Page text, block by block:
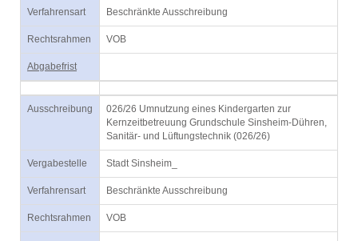
Verfahrensart Beschränkte Ausschreibung
Rechtsrahmen VOB
Abgabefrist
Ausschreibung
026/26 Umnutzung eines Kindergarten zur
Kernzeitbetreuung Grundschule Sinsheim-Dühren,
Sanitär- und Lüftungstechnik (026/26)
Vergabestelle Stadt Sinsheim_
Verfahrensart Beschränkte Ausschreibung
Rechtsrahmen VOB